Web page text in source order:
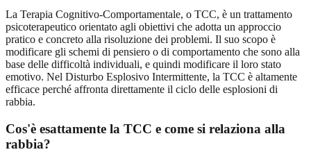
La Terapia Cognitivo-Comportamentale, o TCC, è un trattamento
psicoterapeutico orientato agli obiettivi che adotta un approccio
pratico e concreto alla risoluzione dei problemi. Il suo scopo è
modificare gli schemi di pensiero o di comportamento che sono alla
base delle difficoltà individuali, e quindi modificare il loro stato
emotivo. Nel Disturbo Esplosivo Intermittente, la TCC è altamente
efficace perché affronta direttamente il ciclo delle esplosioni di
rabbia.
Cos'è esattamente la TCC e come si relaziona alla
rabbia?